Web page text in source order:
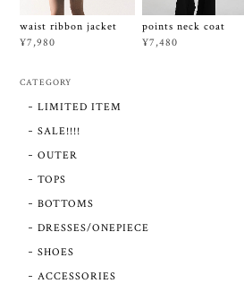
waist ribbon jacket
¥7,980
points neck coat
¥7,480
CATEGORY
LIMITED ITEM
SALE!!!!
OUTER
TOPS
BOTTOMS
DRESSES/ONEPIECE
SHOES
ACCESSORIES